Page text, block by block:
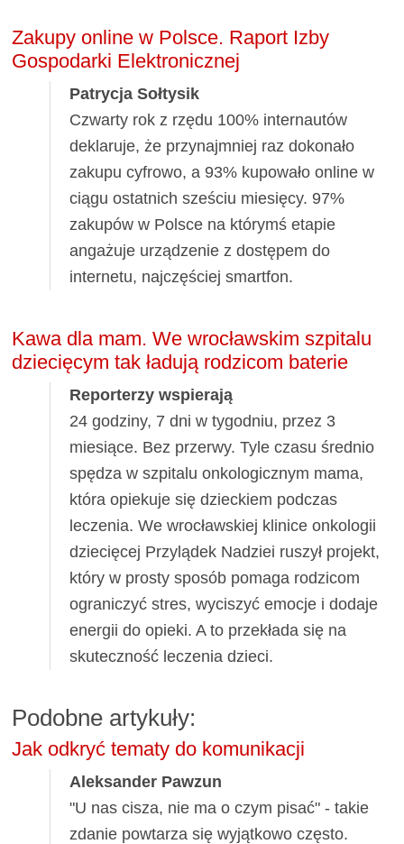
Zakupy online w Polsce. Raport Izby
Gospodarki Elektronicznej
Patrycja Sołtysik
Czwarty rok z rzędu 100% internautów
deklaruje, że przynajmniej raz dokonało
zakupu cyfrowo, a 93% kupowało online w
ciągu ostatnich sześciu miesięcy. 97%
zakupów w Polsce na którymś etapie
angażuje urządzenie z dostępem do
internetu, najczęściej smartfon.
Kawa dla mam. We wrocławskim szpitalu
dziecięcym tak ładują rodzicom baterie
Reporterzy wspierają
24 godziny, 7 dni w tygodniu, przez 3
miesiące. Bez przerwy. Tyle czasu średnio
spędza w szpitalu onkologicznym mama,
która opiekuje się dzieckiem podczas
leczenia. We wrocławskiej klinice onkologii
dziecięcej Przylądek Nadziei ruszył projekt,
który w prosty sposób pomaga rodzicom
ograniczyć stres, wyciszyć emocje i dodaje
energii do opieki. A to przekłada się na
skuteczność leczenia dzieci.
Podobne artykuły:
Jak odkryć tematy do komunikacji
Aleksander Pawzun
"U nas cisza, nie ma o czym pisać" - takie
zdanie powtarza się wyjątkowo często.